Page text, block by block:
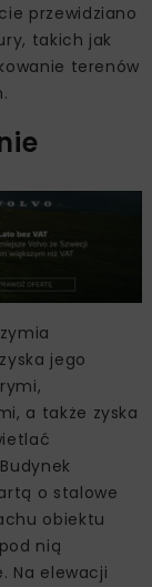
przewidziano
takich jak
terenów
jego
a także zyska
o stalowe
obiektu
nią
Na elewacji